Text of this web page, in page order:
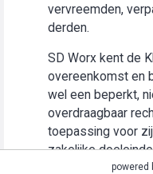
vervreemden,
derden.
SD Worx kent de
overeenkomst en
wel een beperkt,
overdraagbaar
toepassing voor
zakelijke
(“Gebruiksrecht”).
powered